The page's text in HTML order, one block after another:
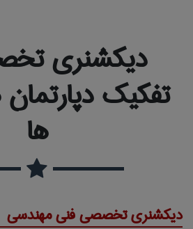
دیکشنری
تفکیک
ها
دیکشنری تخصصی فنی مهندسی